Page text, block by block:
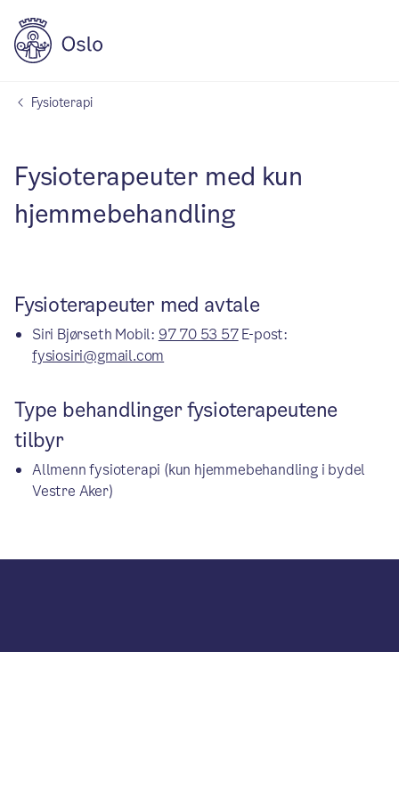
Fysioterapi
Fysioterapeuter med kun
hjemmebehandling
Fysioterapeuter med avtale
Siri Bjørseth Mobil: 97 70 53 57E-post:
fysiosiri@gmail.com
Type behandlinger fysioterapeutene
tilbyr
Allmenn fysioterapi (kun hjemmebehandling i bydel
Vestre Aker)